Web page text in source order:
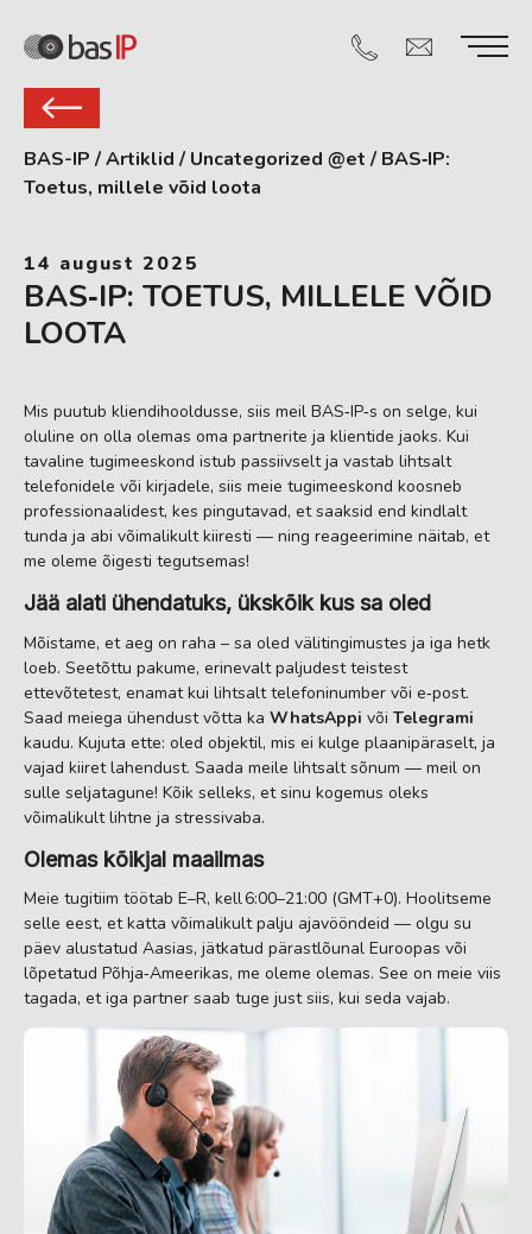
BAS-IP /Artiklid / Uncategorized @et / BAS‑IP:
Toetus, millele võid loota
14 august 2025
BAS‑IP: TOETUS, MILLELE VÕID
LOOTA
Mis puutub kliendihooldusse, siis meil BAS‑IP‑s on selge, kui
oluline on olla olemas oma partnerite ja klientide jaoks. Kui
tavaline tugimeeskond istub passiivselt ja vastab lihtsalt
telefonidele või kirjadele, siis meie tugimeeskond koosneb
professionaalidest, kes pingutavad, et saaksid end kindlalt
tunda ja abi võimalikult kiiresti — ning reageerimine näitab, et
me oleme õigesti tegutsemas!
Jää alati ühendatuks, ükskõik kus sa oled
Mõistame, et aeg on raha – sa oled välitingimustes ja iga hetk
loeb. Seetõttu pakume, erinevalt paljudest teistest
ettevõtetest, enamat kui lihtsalt telefoninumber või e‑post.
Saad meiega ühendust võtta ka WhatsAppi või Telegrami
kaudu. Kujuta ette: oled objektil, mis ei kulge plaanipäraselt, ja
vajad kiiret lahendust. Saada meile lihtsalt sõnum — meil on
sulle seljatagune! Kõik selleks, et sinu kogemus oleks
võimalikult lihtne ja stressivaba.
Olemas kõikjal maailmas
Meie tugitiim töötab E–R, kell 6:00–21:00 (GMT+0). Hoolitseme
selle eest, et katta võimalikult palju ajavööndeid — olgu su
päev alustatud Aasias, jätkatud pärastlõunal Euroopas või
lõpetatud Põhja‑Ameerikas, me oleme olemas. See on meie viis
tagada, et iga partner saab tuge just siis, kui seda vajab.